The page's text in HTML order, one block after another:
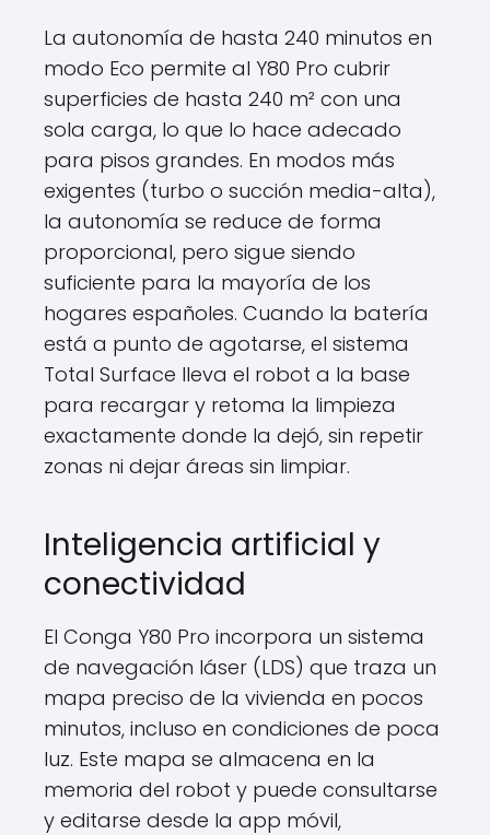
La autonomía de hasta 240 minutos en
modo Eco permite al Y80 Pro cubrir
superficies de hasta 240 m² con una
sola carga, lo que lo hace adecado
para pisos grandes. En modos más
exigentes (turbo o succión media-alta),
la autonomía se reduce de forma
proporcional, pero sigue siendo
suficiente para la mayoría de los
hogares españoles. Cuando la batería
está a punto de agotarse, el sistema
Total Surface lleva el robot a la base
para recargar y retoma la limpieza
exactamente donde la dejó, sin repetir
zonas ni dejar áreas sin limpiar.
Inteligencia artificial y
conectividad
El Conga Y80 Pro incorpora un sistema
de navegación láser (LDS) que traza un
mapa preciso de la vivienda en pocos
minutos, incluso en condiciones de poca
luz. Este mapa se almacena en la
memoria del robot y puede consultarse
y editarse desde la app móvil,